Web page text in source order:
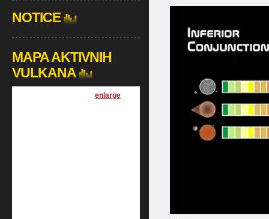
NOTICE
MAPA AKTIVNIH
VULKANA
[enlarge